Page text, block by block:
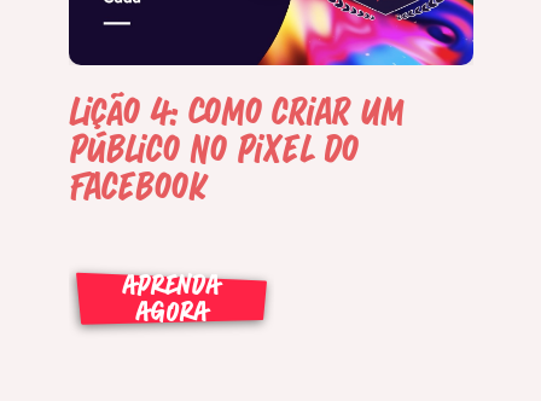
Lição 4: Como criar um
público no pixel do
Facebook
APRENDA
AGORA